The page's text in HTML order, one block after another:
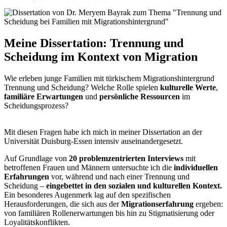
Meine Dissertation: Trennung und
Scheidung im Kontext von Migration
Wie erleben junge Familien mit türkischem Migrationshintergrund
Trennung und Scheidung? Welche Rolle spielen kulturelle Werte,
familiäre Erwartungen und persönliche Ressourcen im
Scheidungsprozess?
Mit diesen Fragen habe ich mich in meiner Dissertation an der
Universität Duisburg-Essen intensiv auseinandergesetzt.
Auf Grundlage von 20 problemzentrierten Interviews mit
betroffenen Frauen und Männern untersuchte ich die individuellen
Erfahrungen vor, während und nach einer Trennung und
Scheidung – eingebettet in den sozialen und kulturellen Kontext.
Ein besonderes Augenmerk lag auf den spezifischen
Herausforderungen, die sich aus derMigrationserfahrung ergeben:
von familiären Rollenerwartungen bis hin zu Stigmatisierung oder
Loyalitätskonflikten.